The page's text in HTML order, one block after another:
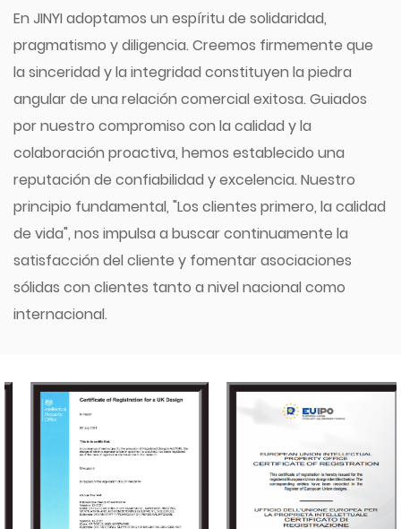
En JINYI adoptamos un espíritu de solidaridad,
pragmatismo y diligencia. Creemos firmemente que
la sinceridad y la integridad constituyen la piedra
angular de una relación comercial exitosa. Guiados
por nuestro compromiso con la calidad y la
colaboración proactiva, hemos establecido una
reputación de confiabilidad y excelencia. Nuestro
principio fundamental, "Los clientes primero, la calidad
de vida", nos impulsa a buscar continuamente la
satisfacción del cliente y fomentar asociaciones
sólidas con clientes tanto a nivel nacional como
internacional.